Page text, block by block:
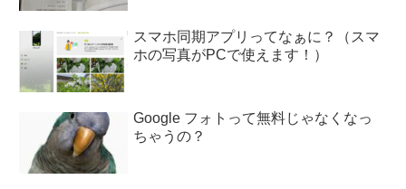
スマホ同期アプリってなぁに？（スマ
ホの写真がPCで使えます！）
Google フォトって無料じゃなくなっ
ちゃうの？